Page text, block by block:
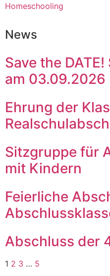
Homeschooling
News
Save the
am 03.09.2026
Ehrung der
Sitzgruppe für
mit Kindern
Feierliche
Abschluss der
1 2 3 … 5